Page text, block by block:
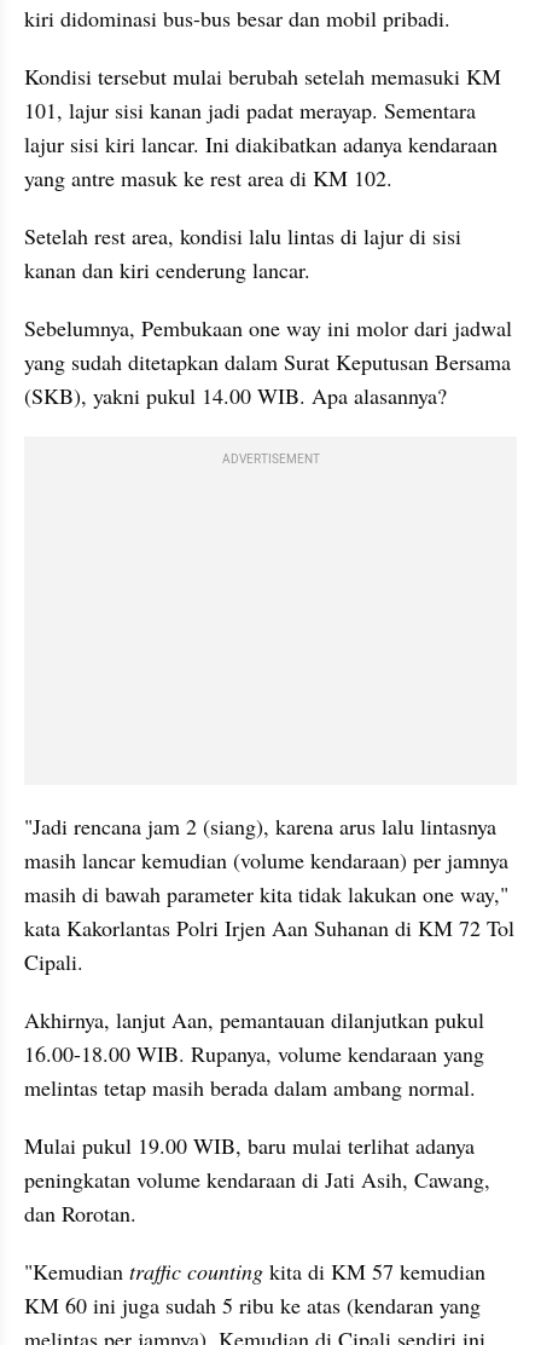
kiri didominasi bus-bus besar dan mobil pribadi.
Kondisi tersebut mulai berubah setelah memasuki KM
101, lajur sisi kanan jadi padat merayap. Sementara
lajur sisi kiri lancar. Ini diakibatkan adanya kendaraan
yang antre masuk ke rest area di KM 102.
Setelah rest area, kondisi lalu lintas di lajur di sisi
kanan dan kiri cenderung lancar.
Sebelumnya, Pembukaan one way ini molor dari jadwal
yang sudah ditetapkan dalam Surat Keputusan Bersama
(SKB), yakni pukul 14.00 WIB. Apa alasannya?
ADVERTISEMENT
"Jadi rencana jam 2 (siang), karena arus lalu lintasnya
masih lancar kemudian (volume kendaraan) per jamnya
masih di bawah parameter kita tidak lakukan one way,"
kata Kakorlantas Polri Irjen Aan Suhanan di KM 72 Tol
Cipali.
Akhirnya, lanjut Aan, pemantauan dilanjutkan pukul
16.00-18.00 WIB. Rupanya, volume kendaraan yang
melintas tetap masih berada dalam ambang normal.
Mulai pukul 19.00 WIB, baru mulai terlihat adanya
peningkatan volume kendaraan di Jati Asih, Cawang,
dan Rorotan.
"Kemudian traffic counting kita di KM 57 kemudian
KM 60 ini juga sudah 5 ribu ke atas (kendaran yang
melintas per jamnya). Kemudian di Cipali sendiri ini